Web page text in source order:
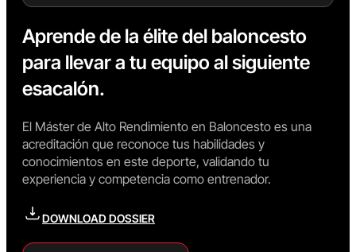
Aprende de la élite del baloncesto
para llevar a tu equipo al siguiente
esacalón.
El Máster de Alto Rendimiento en Baloncesto es una
acreditación que reconoce tus habilidades y
conocimientos en este deporte, validando tu
experiencia y competencia como entrenador.
DOWNLOAD DOSSIER